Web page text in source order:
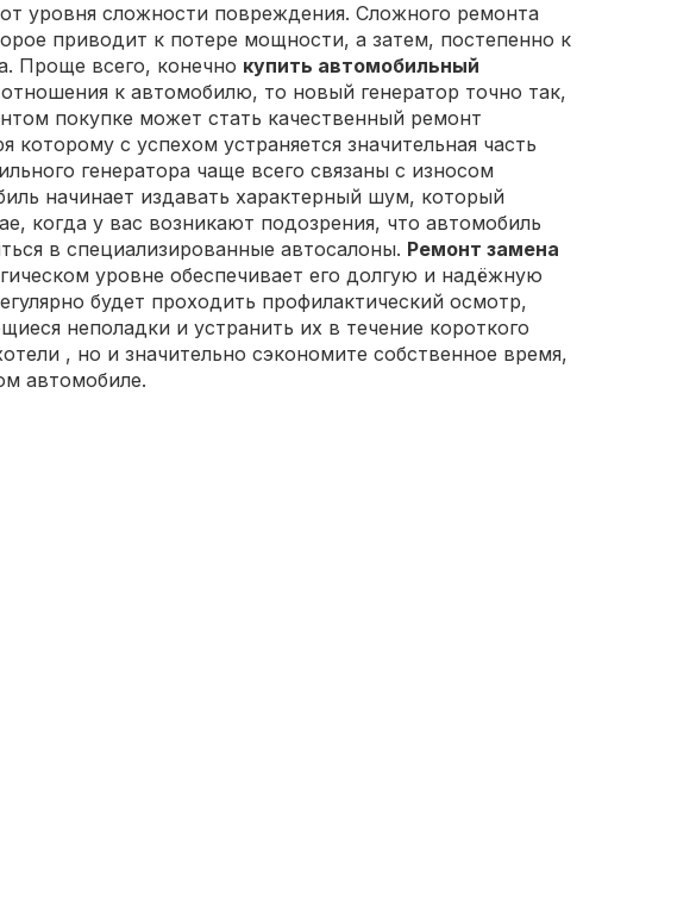
уровня сложности повреждения. Сложного ремонта
приводит к потере мощности, а затем, постепенно к
Проще всего, конечно купить автомобильный
к автомобилю, то новый генератор точно так,
покупке может стать качественный ремонт
которому с успехом устраняется значительная часть
генератора чаще всего связаны с износом
начинает издавать характерный шум, который
когда у вас возникают подозрения, что автомобиль
в специализированные автосалоны. Ремонт замена
уровне обеспечивает его долгую и надёжную
будет проходить профилактический осмотр,
неполадки и устранить их в течение короткого
, но и значительно сэкономите собственное время,
автомобиле.